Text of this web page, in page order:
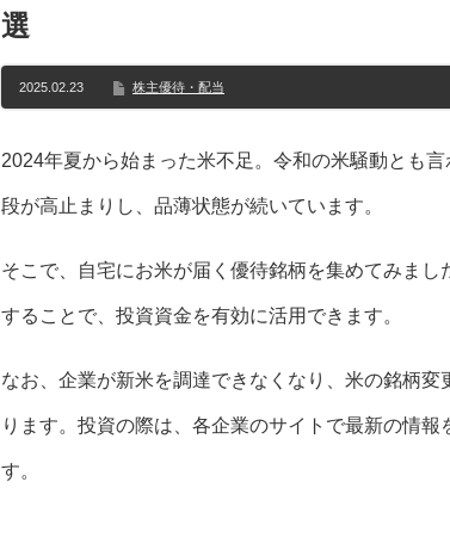
選
2025.02.23 株主優待・配当
2024年夏から始まった米不足。令和の米騒動とも
段が高止まりし、品薄状態が続いています。
そこで、自宅にお米が届く優待銘柄を集めてみまし
することで、投資資金を有効に活用できます。
なお、企業が新米を調達できなくなり、米の銘柄変
ります。投資の際は、各企業のサイトで最新の情報
す。